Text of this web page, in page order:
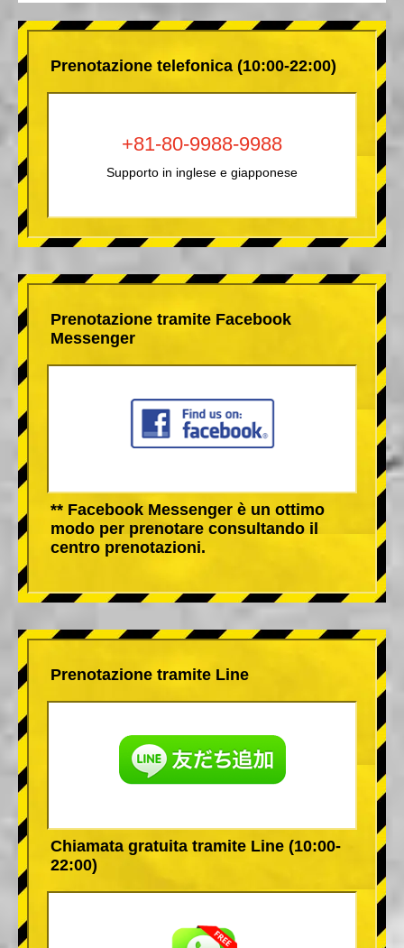
Prenotazione telefonica (10:00-22:00)
+81-80-9988-9988
Supporto in inglese e giapponese
Prenotazione tramite Facebook
Messenger
** Facebook Messenger è un ottimo
modo per prenotare consultando il
centro prenotazioni.
Prenotazione tramite Line
Chiamata gratuita tramite Line (10:00-
22:00)